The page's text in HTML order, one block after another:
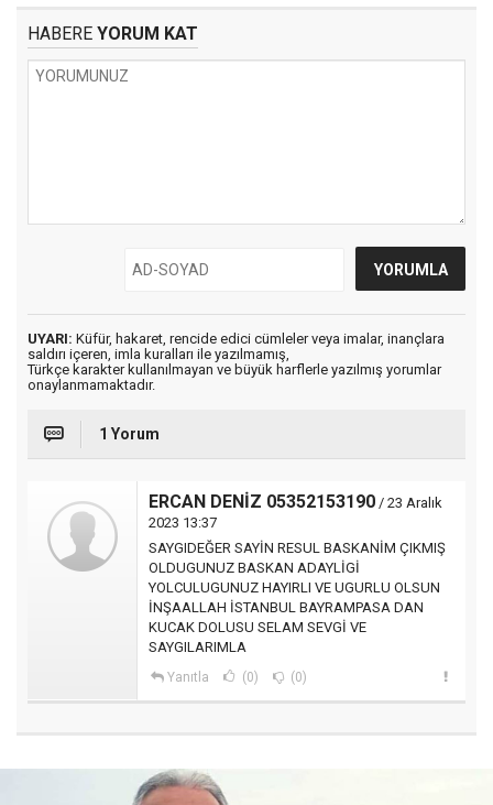
HABERE YORUM KAT
UYARI: Küfür, hakaret, rencide edici cümleler veya imalar, inançlara
saldırı içeren, imla kuralları ile yazılmamış,
Türkçe karakter kullanılmayan ve büyük harflerle yazılmış yorumlar
onaylanmamaktadır.
1 Yorum
ERCAN DENİZ 05352153190 / 23 Aralık
2023 13:37
SAYGIDEĞER SAYİN RESUL BASKANİM ÇIKMIŞ
OLDUGUNUZ BASKAN ADAYLİGİ
YOLCULUGUNUZ HAYIRLI VE UGURLU OLSUN
İNŞAALLAH İSTANBUL BAYRAMPASA DAN
KUCAK DOLUSU SELAM SEVGİ VE
SAYGILARIMLA
Yanıtla (0) (0)